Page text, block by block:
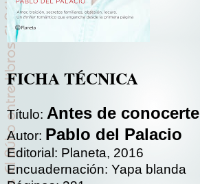
FICHA TÉCNICA
Título: Antes de conocerte
Autor: Pablo del Palacio
Editorial: Planeta, 2016
Encuadernación: Yapa blanda